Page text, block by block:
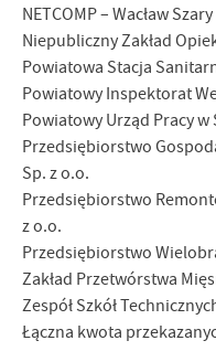
NETCOMP – Wacław Szary
Niepubliczny Zakład
Powiatowa Stacja
Powiatowy Inspektorat
Powiatowy Urząd Pracy w
Przedsiębiorstwo
Sp. z o.o.
Przedsiębiorstwo
z o.o.
Przedsiębiorstwo
Zakład Przetwórstwa
Zespół Szkół
Łączna kwota